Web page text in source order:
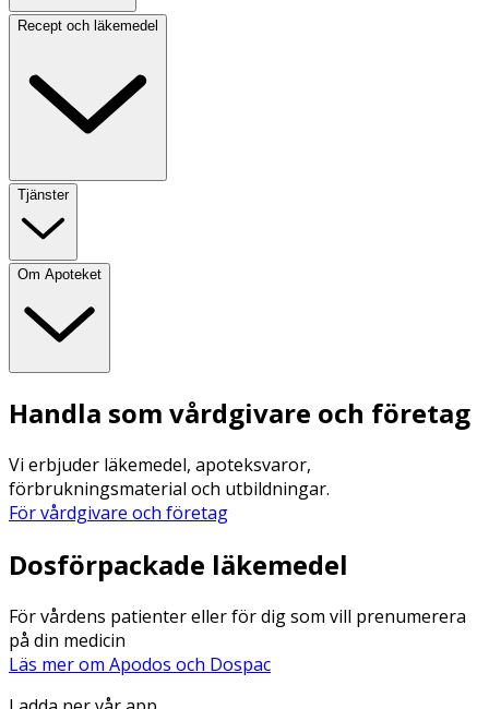
Recept och läkemedel
Tjänster
Om Apoteket
Handla som vårdgivare och företag
Vi erbjuder läkemedel, apoteksvaror,
förbrukningsmaterial och utbildningar.
För vårdgivare och företag
Dosförpackade läkemedel
För vårdens patienter eller för dig som vill prenumerera
på din medicin
Läs mer om Apodos och Dospac